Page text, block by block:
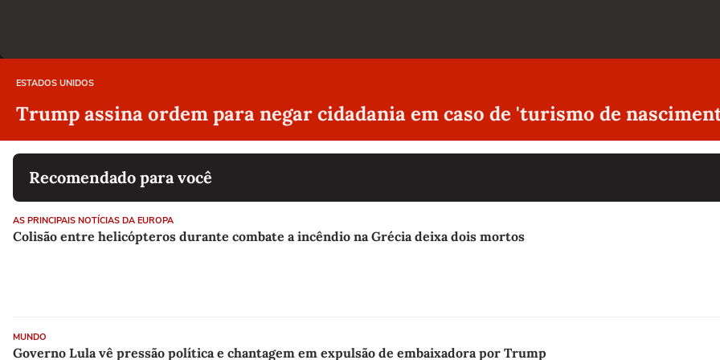
ESTADOS UNIDOS
Trump assina ordem para negar cidadania em caso de 'turismo de
Recomendado para você
AS PRINCIPAIS NOTÍCIAS DA EUROPA
Colisão entre helicópteros durante combate a incêndio na Grécia deixa dois mortos
MUNDO
Governo Lula vê pressão política e chantagem em expulsão de embaixadora por Trump